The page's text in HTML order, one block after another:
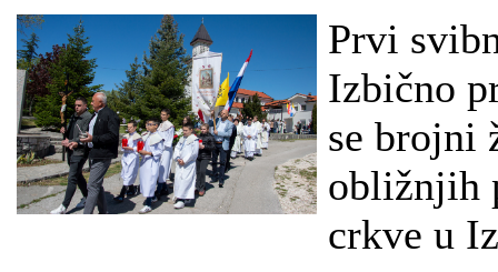
Prvi
Izbično
se brojni
obližnjih
crkve u